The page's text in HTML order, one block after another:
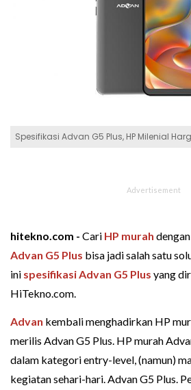
Spesifikasi Advan G5 Plus, HP Milenial
hitekno.com - Cari HP murah
Advan G5 Plus bisa jadi salah satu
ini spesifikasi Advan G5 Plus yang
HiTekno.com.
Advan kembali menghadirkan HP
merilis Advan G5 Plus. HP murah
dalam kategori entry-level, (namun)
kegiatan sehari-hari. Advan G5 Plus.